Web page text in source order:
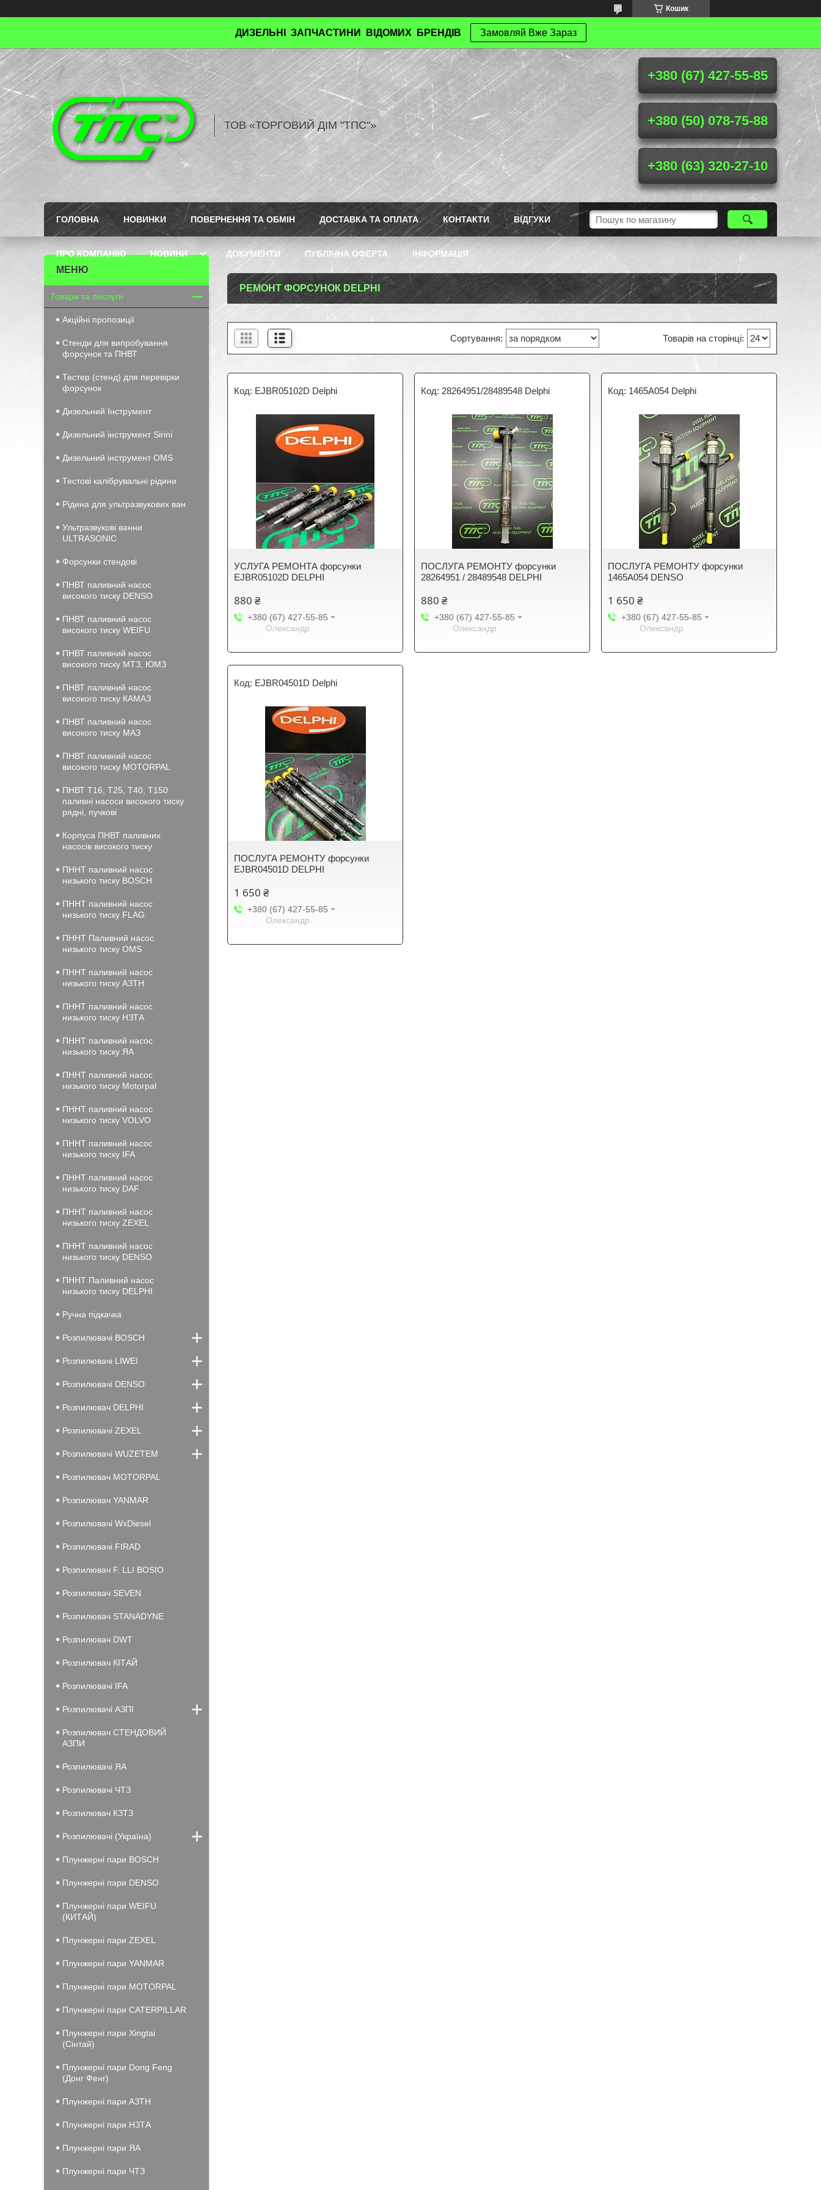
Кошик
ДИЗЕЛЬНІ ЗАПЧАСТИНИ ВІДОМИХ БРЕНДІВ Замовляй Вже Зараз
ТОВ «ТОРГОВИЙ ДІМ "ТПС"»
+380 (67) 427-55-85
+380 (50) 078-75-88
+380 (63) 320-27-10
ГОЛОВНА НОВИНКИ ПОВЕРНЕННЯ ТА ОБМІН ДОСТАВКА ТА ОПЛАТА КОНТАКТИ ВІДГУКИ
ПРО КОМПАНІЮ НОВИНИ ДОКУМЕНТИ ПУБЛІЧНА ОФЕРТА ІНФОРМАЦІЯ
РЕМОНТ ФОРСУНОК DELPHI
EJBR05102D Delphi
УСЛУГА РЕМОНТА форсунки
EJBR05102D DELPHI
880 ₴
+380 (67) 427-55-85
Олександр
28264951/28489548 Delphi
ПОСЛУГА РЕМОНТУ форсунки
28264951 / 28489548 DELPHI
880 ₴
+380 (67) 427-55-85
Олександр
1465А054 Delphi
ПОСЛУГА РЕМОНТУ форсунки
1465А054 DENSO
1 650 ₴
+380 (67) 427-55-85
Олександр
EJBR04501D Delphi
ПОСЛУГА РЕМОНТУ форсунки
EJBR04501D DELPHI
1 650 ₴
+380 (67) 427-55-85
Олександр
Товари та послуги
Акційні пропозиції
Стенди для випробування
форсунок та ПНВТ
Тестер (стенд) для перевірки
форсунок
Дизельний Інструмент
Дизельний інструмент Sirini
Дизельний інструмент OMS
Тестові калібрувальні рідини
Рідина для ультразвукових ван
Ультразвукові ванни
ULTRASONIC
Форсунки стендові
ПНВТ паливний насос
високого тиску DENSO
ПНВТ паливний насос
високого тиску WEIFU
ПНВТ паливний насос
високого тиску МТЗ, ЮМЗ
ПНВТ паливний насос
високого тиску КАМАЗ
ПНВТ паливний насос
високого тиску МАЗ
ПНВТ паливний насос
високого тиску MOTORPAL
ПНВТ Т16, Т25, Т40, Т150
паливні насоси високого тиску
рядні, пучкові
Корпуса ПНВТ паливних
насосів високого тиску
ПННТ паливний насос
низького тиску BOSCH
ПННТ паливний насос
низького тиску FLAG
ПННТ Паливний насос
низького тиску OMS
ПННТ паливний насос
низького тиску АЗТН
ПННТ паливний насос
низького тиску НЗТА
ПННТ паливний насос
низького тиску ЯА
ПННТ паливний насос
низького тиску Motorpal
ПННТ паливний насос
низького тиску VOLVO
ПННТ паливний насос
низького тиску IFA
ПННТ паливний насос
низького тиску DAF
ПННТ паливний насос
низького тиску ZEXEL
ПННТ паливний насос
низького тиску DENSO
ПННТ Паливний насос
низького тиску DELPHI
Ручна підкачка
Розпилювачі BOSCH
Розпилювачі LIWEI
Розпилювачі DENSO
Розпилювач DELPHI
Розпилювачі ZEXEL
Розпилювачі WUZETEM
Розпилювач MOTORPAL
Розпилювач YANMAR
Розпилювачі WxDiesel
Розпилювачі FIRAD
Розпилювач F. LLI BOSIO
Розпилювач SEVEN
Розпилювач STANADYNE
Розпилювач DWT
Розпилювач КІТАЙ
Розпилювачі IFA
Розпилювачі АЗПІ
Розпилювач СТЕНДОВИЙ
АЗПИ
Розпилювачі ЯА
Розпилювачі ЧТЗ
Розпилювач КЗТЗ
Розпилювачі (Україна)
Плунжерні пари BOSCH
Плунжерні пари DENSO
Плунжерні пари WEIFU
(КИТАЙ)
Плунжерні пари ZEXEL
Плунжерні пари YANMAR
Плунжерні пари MOTORPAL
Плунжерні пари CATERPILLAR
Плунжерні пари Xingtai
(Сінтай)
Плунжерні пари Dong Feng
(Донг Фенг)
Плунжерні пари АЗТН
Плунжерні пари НЗТА
Плунжерні пари ЯА
Плунжерні пари ЧТЗ